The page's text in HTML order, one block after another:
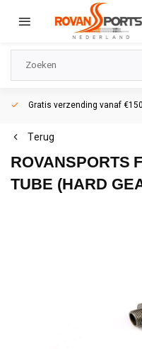
Gratis verzending vanaf
Terug
ROVANSPORTS
TUBE (HARD